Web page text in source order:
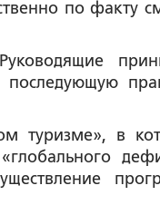
по факту
последующую
туризме», в